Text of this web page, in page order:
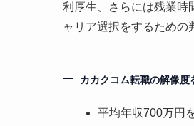
利厚生、さらには残業時
ャリア選択をするための
カカクコム転職の解像度
平均年収700万円